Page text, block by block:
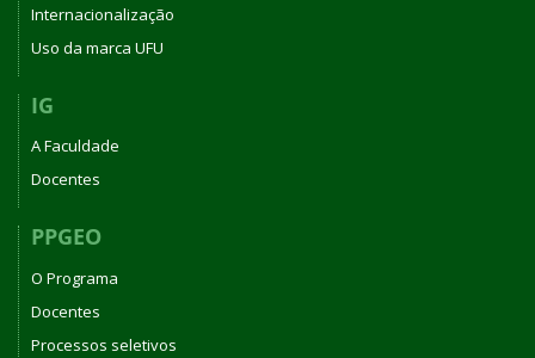
Internacionalização
Uso da marca UFU
IG
A Faculdade
Docentes
PPGEO
O Programa
Docentes
Processos seletivos